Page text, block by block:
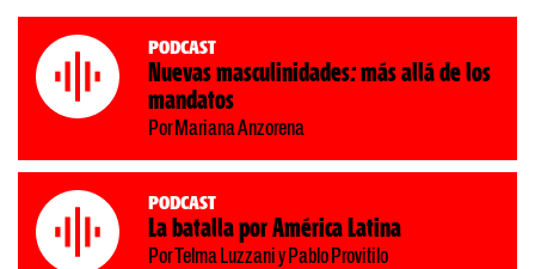
Podcast
Nuevas masculinidades: más allá de los
mandatos
Por Mariana Anzorena
Podcast
La batalla por América Latina
Por Telma Luzzani y Pablo Provitilo